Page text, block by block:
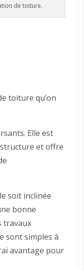
de toiture.
toiture qu’on
Elle est
et offre
soit inclinée
bonne
travaux
sont simples à
avantage pour